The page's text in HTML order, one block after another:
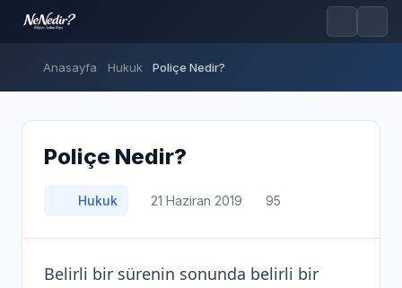
Anasayfa Hukuk Poliçe Nedir?
Poliçe Nedir?
Hukuk 21 Haziran 2019 95
Belirli bir sürenin sonunda belirli bir